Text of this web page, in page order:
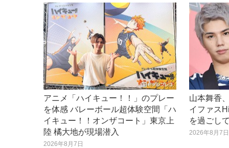
アニメ「ハイキュー！！」のプレー
を体感 バレーボール超体験空間「ハ
イキュー！！オンザコート」東京上
陸 橘大地が現場潜入
2026年8月7日
山本舞香
イファス
を過ごし
2026年8月7日